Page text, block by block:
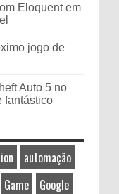
Eloquent em
jogo de
Auto 5 no
fantástico
automação
Game
Google